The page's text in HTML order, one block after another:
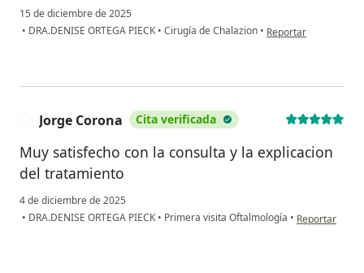
15 de diciembre de 2025
• DRA.DENISE ORTEGA PIECK • Cirugía de Chalazion • en opinión del
Reportar
Jorge Corona Cita verificada
Muy satisfecho con la consulta y la explicacion
del tratamiento
4 de diciembre de 2025
• DRA.DENISE ORTEGA PIECK • Primera visita Oftalmología • en opinión del
Reportar